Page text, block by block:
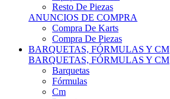
Resto De Piezas
ANUNCIOS DE COMPRA
Compra De Karts
Compra De Piezas
BARQUETAS, FÓRMULAS Y CM
BARQUETAS, FÓRMULAS Y CM
Barquetas
Fórmulas
Cm